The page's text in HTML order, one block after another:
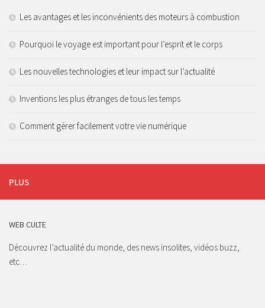
Les avantages et les inconvénients des moteurs à combustion
Pourquoi le voyage est important pour l’esprit et le corps
Les nouvelles technologies et leur impact sur l’actualité
Inventions les plus étranges de tous les temps
Comment gérer facilement votre vie numérique
PLUS
WEB CULTE
Découvrez l’actualité du monde, des news insolites, vidéos buzz,
etc…